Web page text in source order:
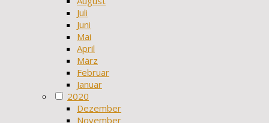
Juli
Juni
Mai
April
März
Februar
Januar
2020
Dezember
November